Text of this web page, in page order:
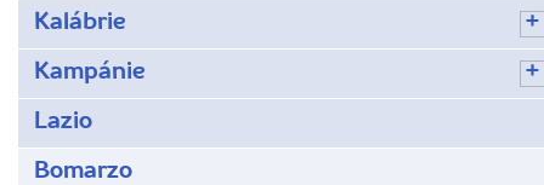
Kalábrie
Kampánie
Lazio
Bomarzo